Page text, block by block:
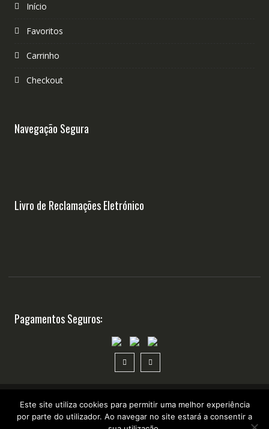
Início
Favoritos
Carrinho
Checkout
Navegação Segura
Livro de Reclamações Eletrónico
Pagamentos Seguros:
Copyright ©2025 Suplementosonline.pt
Este site utiliza cookies para permitir uma melhor experiência
por parte do utilizador. Ao navegar no site estará a consentir a